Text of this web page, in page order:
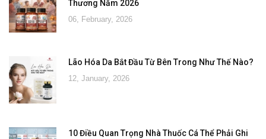
Thương Năm 2026
06, February, 2026
Lão Hóa Da Bắt Đầu Từ Bên Trong Như Thế Nào?
12, January, 2026
10 Điều Quan Trọng Nhà Thuốc Cá Thể Phải Ghi